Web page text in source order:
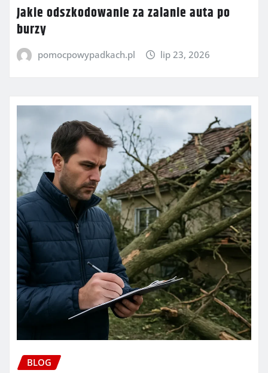
Jakie odszkodowanie za zalanie auta po
burzy
pomocpowypadkach.pl lip 23, 2026
BLOG